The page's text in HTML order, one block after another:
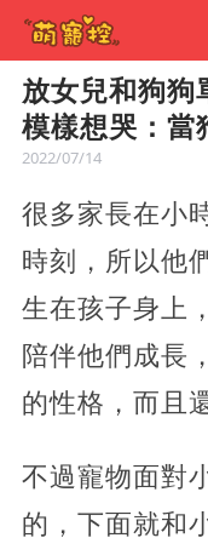
放女兒和狗狗
模樣想哭：當
2022/07/14
很多家長在小
時刻，所以他
生在孩子身上
陪伴他們成長
的性格，而且
不過寵物面對
的，下面就和